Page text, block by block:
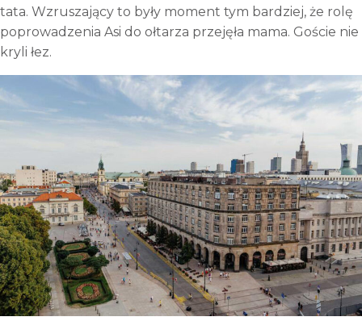
tata. Wzruszający to były moment tym bardziej, że rolę
poprowadzenia Asi do ołtarza przejęła mama. Goście nie
kryli łez.